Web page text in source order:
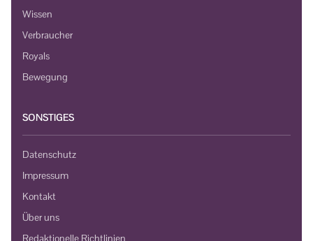
Wissen
Verbraucher
Royals
Bewegung
SONSTIGES
Datenschutz
Impressum
Kontakt
Über uns
Redaktionelle Richtlinien